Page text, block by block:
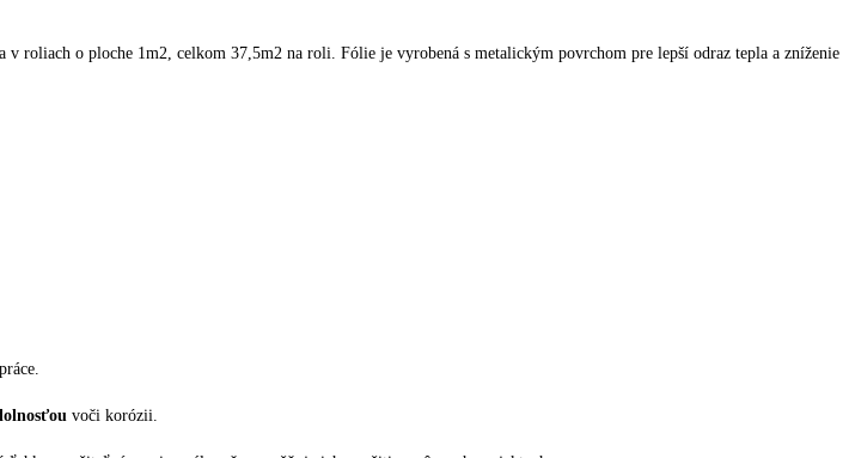
v roliach o ploche 1m2, celkom 37,5m2 na roli. Fólie je vyrobená s metalickým povrchom pre lepší odraz tepla a zníženie
voči korózii.